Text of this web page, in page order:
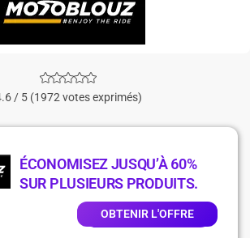
/ 5 (1972 votes exprimés)
ÉCONOMISEZ JUSQU’À 60%
SUR PLUSIEURS PRODUITS.
OBTENIR L'OFFRE